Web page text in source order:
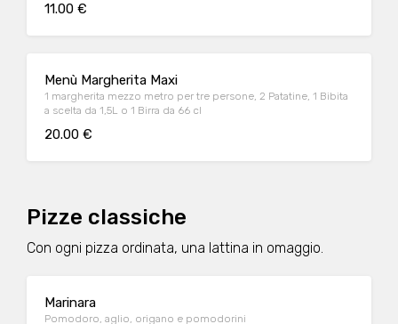
11.00 €
Menù Margherita Maxi
1 margherita mezzo metro per tre persone, 2 Patatine, 1 Bibita
a scelta da 1,5L o 1 Birra da 66 cl
20.00 €
Pizze classiche
Con ogni pizza ordinata, una lattina in omaggio.
Marinara
Pomodoro, aglio, origano e pomodorini